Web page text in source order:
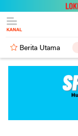
Berita Utama